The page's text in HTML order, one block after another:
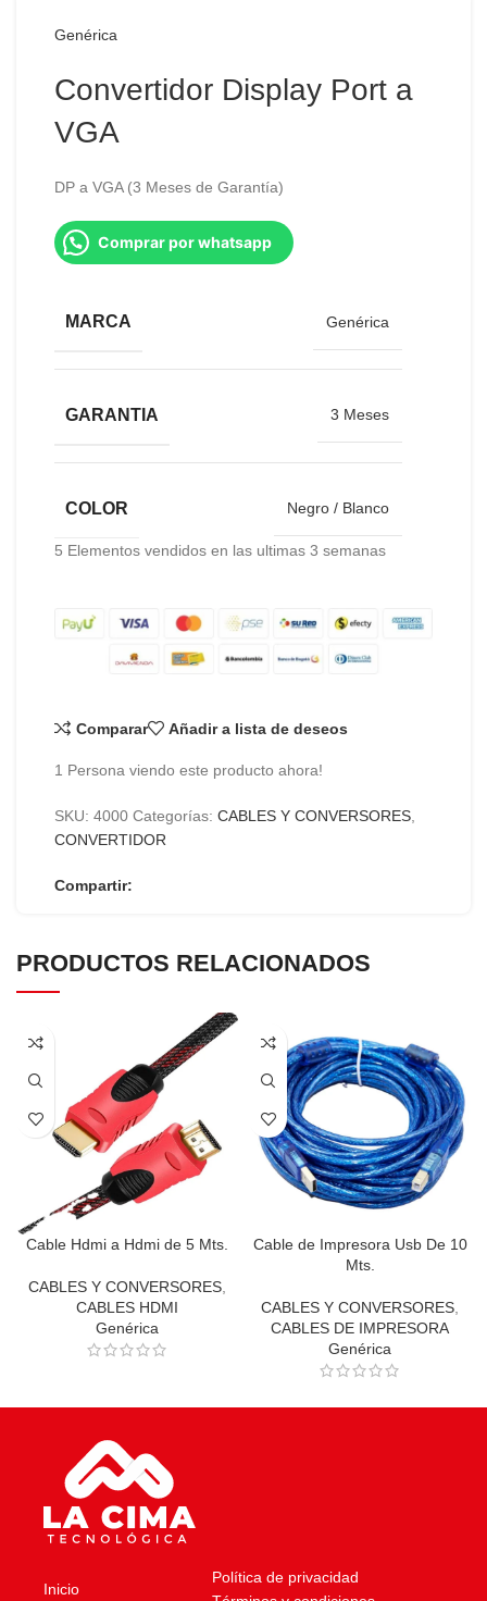
Genérica
Convertidor Display Port a
VGA
DP a VGA (3 Meses de Garantía)
Comprar por whatsapp
MARCA Genérica
GARANTIA 3 Meses
COLOR Negro / Blanco
5 Elementos vendidos en las ultimas 3 semanas
Comparar Añadir a lista de deseos
1 Persona viendo este producto ahora!
SKU: 4000 Categorías: CABLES Y CONVERSORES
CONVERTIDOR
Compartir:
PRODUCTOS RELACIONADOS
Cable Hdmi a Hdmi de 5 Mts.
CABLES Y CONVERSORES
CABLES HDMI
Genérica
Cable de Impresora Usb De 10
Mts.
CABLES Y CONVERSORES
CABLES DE IMPRESORA
Genérica
Inicio
Política de privacidad